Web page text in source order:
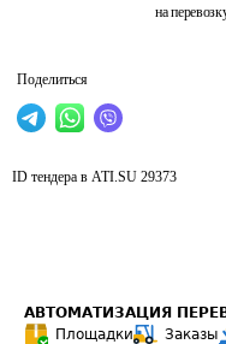
на
Поделиться
ID тендера в ATI.SU 29373
АВТОМАТИЗАЦИЯ
Площадки
Заказы